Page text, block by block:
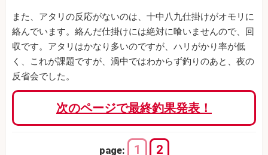
また、アタリの反応がないのは、十中八九仕掛けがオモリに
絡んでいます。絡んだ仕掛けには絶対に喰いませんので、回
収です。アタリはかなり多いのですが、ハリがかり率が低
く、これが課題ですが、渦中ではわからず釣りのあと、夜の
反省会でした。
次のページで最終釣果発表！
page: 1 2